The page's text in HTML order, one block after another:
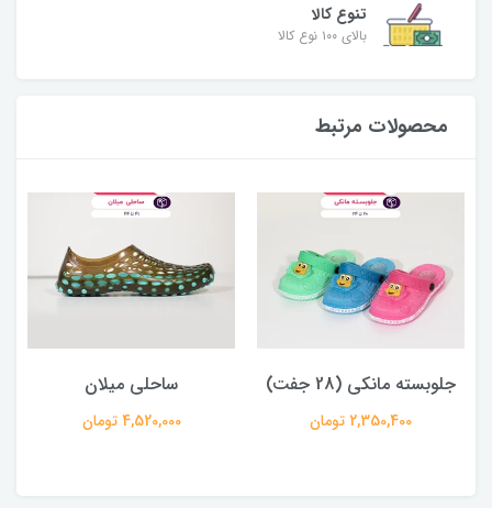
تنوع کالا
بالای ۱۰۰ نوع کالا
محصولات مرتبط
جلوبسته مانکی (28 جفت)
2,350,400 تومان
ساحلی میلان
4,520,000 تومان